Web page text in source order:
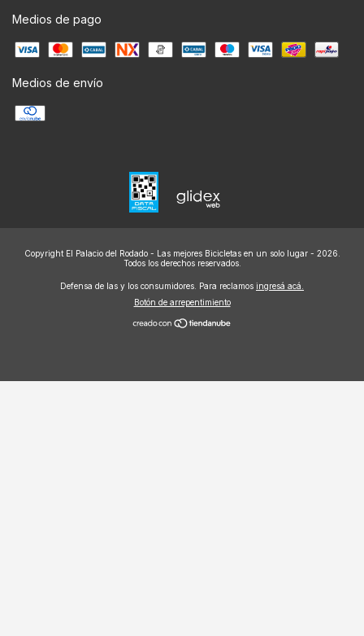
Medios de pago
Medios de envío
Copyright El Palacio del Rodado - Las mejores Bicicletas en un solo lugar - 2026.
Todos los derechos reservados.
Defensa de las y los consumidores. Para reclamos ingresá acá.
Botón de arrepentimiento